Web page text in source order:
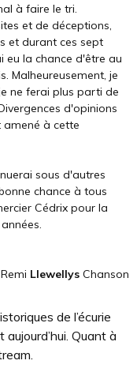
à faire le tri.
et de déceptions,
et durant ces sept
eu la chance d'être au
Malheureusement, je
ne ferai plus parti de
d'opinions
à cette
sous d'autres
chance à tous
Cédrix pour la
Remi Llewellys Chanson
de l’écurie
Quant à